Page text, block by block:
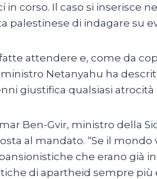
corso. Il caso si inserisce
di indagare su
attendere e, come da
Netanyahu ha
giustifica qualsiasi
Ben-Gvir, ministro della
al mandato. “Se il
che erano già
di apartheid sempre